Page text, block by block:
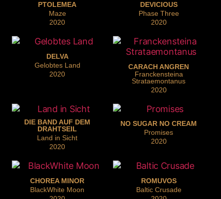
PTOLEMEA
Maze
2020
DEVICIOUS
Phase Three
2020
DELVA
Gelobtes Land
2020
CARACH ANGREN
Franckensteina
Strataemontanus
2020
DIE BAND AUF DEM
DRAHTSEIL
Land in Sicht
2020
NO SUGAR NO CREAM
Promises
2020
CHOREA MINOR
BlackWhite Moon
ROMUVOS
Baltic Crusade